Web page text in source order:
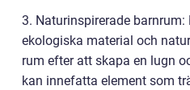
3. Naturinspirerade barnrum:
ekologiska material och
rum efter att skapa en lugn
kan innefatta element som